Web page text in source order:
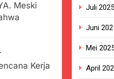
Pastikan Penanganan
Kepala KUA
Meski
Kerja
Juli 2025
Juni
Mei
April